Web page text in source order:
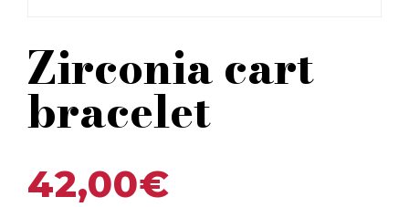
Zirconia cart
bracelet
42,00€